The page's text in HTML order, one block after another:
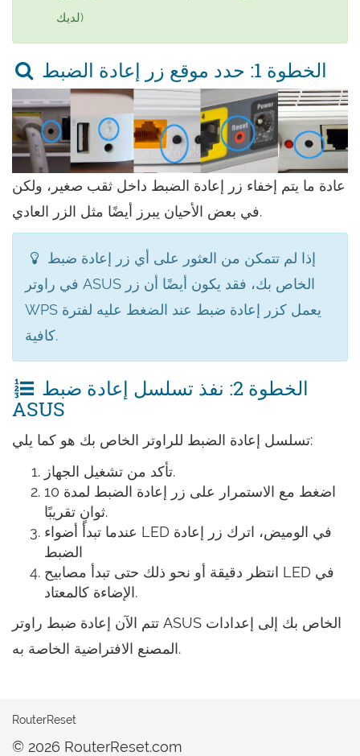
لديك)
الخطوة 1: حدد موقع زر إعادة الضبط
عادة ما يتم إخفاء زر إعادة الضبط داخل ثقب صغير، ولكن
في بعض الأحيان يبرز أيضًا مثل الزر العادي.
في راوتر ASUS الخاص بك، فقد يكون أيضًا أن زر
WPS يعمل كزر إعادة ضبط عند الضغط عليه لفترة
كافية.
ASUS
تسلسل إعادة الضبط للراوتر الخاص بك هو كما يلي:
تأكد من تشغيل الجهاز.
اضغط مع الاستمرار على زر إعادة الضبط لمدة 10
ثوانٍ تقريبًا.
عندما تبدأ أضواء LED في الوميض، اترك زر إعادة
الضبط
انتظر دقيقة أو نحو ذلك حتى تبدأ مصابيح LED في
الإضاءة كالمعتاد.
تتم الآن إعادة ضبط راوتر ASUS الخاص بك إلى إعدادات
المصنع الافتراضية الخاصة به.
RouterReset
© 2026 RouterReset.com